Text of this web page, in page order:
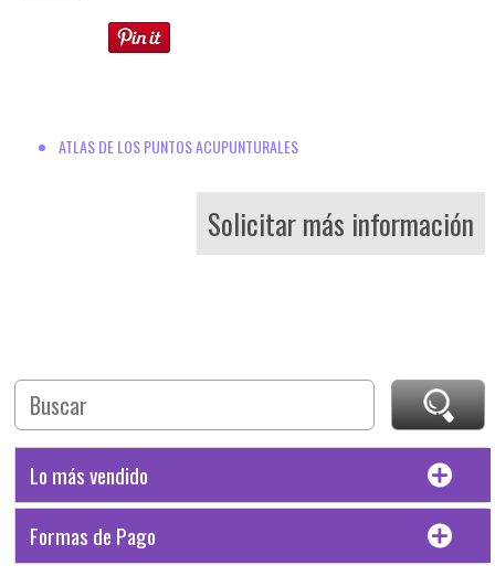
ATLAS DE LOS PUNTOS ACUPUNTURALES
Solicitar más información
Lo más vendido
Formas de Pago